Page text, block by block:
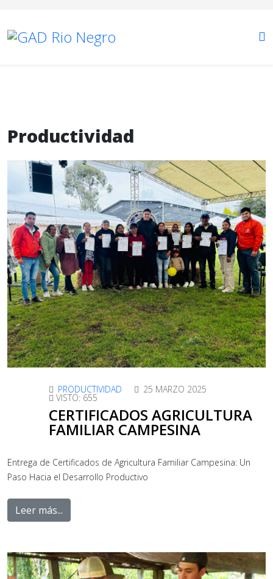
Productividad
PRODUCTIVIDAD 25 MARZO 2025
VISTO: 655
CERTIFICADOS AGRICULTURA
FAMILIAR CAMPESINA
Entrega de Certificados de Agricultura Familiar Campesina: Un
Paso Hacia el Desarrollo Productivo
Leer más...